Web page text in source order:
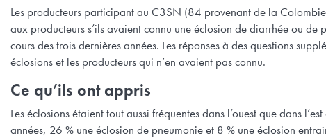
Les producteurs participant au C3SN (84 provenant de la
aux producteurs s’ils avaient connu une éclosion de diarrhée ou
cours des trois dernières années. Les réponses à des questions
éclosions et les producteurs qui n’en avaient pas connu.
Ce qu’ils ont appris
Les éclosions étaient tout aussi fréquentes dans l’ouest que dans
années, 26 % une éclosion de pneumonie et 8 % une éclosion